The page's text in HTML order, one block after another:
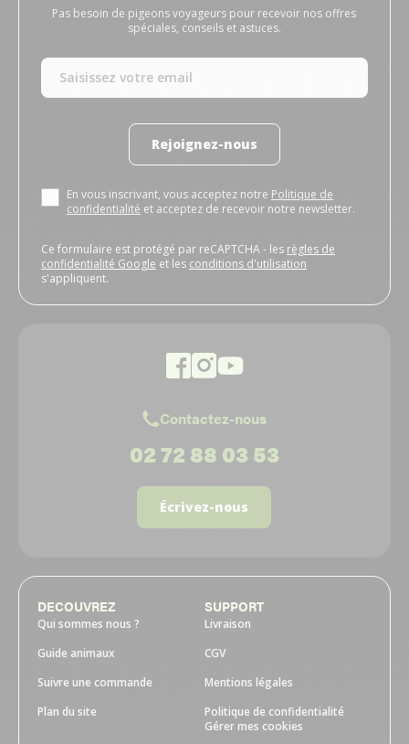
Pas besoin de pigeons voyageurs pour recevoir nos offres
spéciales, conseils et astuces.
Rejoignez-nous
En vous inscrivant, vous acceptez notre Politique de
confidentialité et acceptez de recevoir notre newsletter.
Ce formulaire est protégé par reCAPTCHA - les règles de
confidentialité Google et les conditions d'utilisation
s'appliquent.
Contactez-nous
02 72 88 03 53
Écrivez-nous
DECOUVREZ
Qui sommes nous ?
Guide animaux
Suivre une commande
Plan du site
SUPPORT
Livraison
CGV
Mentions légales
Politique de confidentialité
Gérer mes cookies